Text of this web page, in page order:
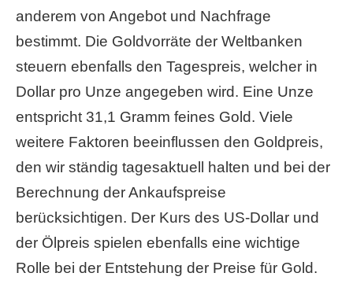
anderem von Angebot und Nachfrage
bestimmt. Die Goldvorräte der Weltbanken
steuern ebenfalls den Tagespreis, welcher in
Dollar pro Unze angegeben wird. Eine Unze
entspricht 31,1 Gramm feines Gold. Viele
weitere Faktoren beeinflussen den Goldpreis,
den wir ständig tagesaktuell halten und bei der
Berechnung der Ankaufspreise
berücksichtigen. Der Kurs des US-Dollar und
der Ölpreis spielen ebenfalls eine wichtige
Rolle bei der Entstehung der Preise für Gold.